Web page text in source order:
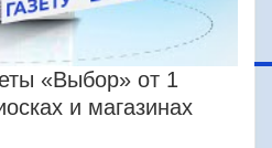
«Выбор» от 1
и магазинах